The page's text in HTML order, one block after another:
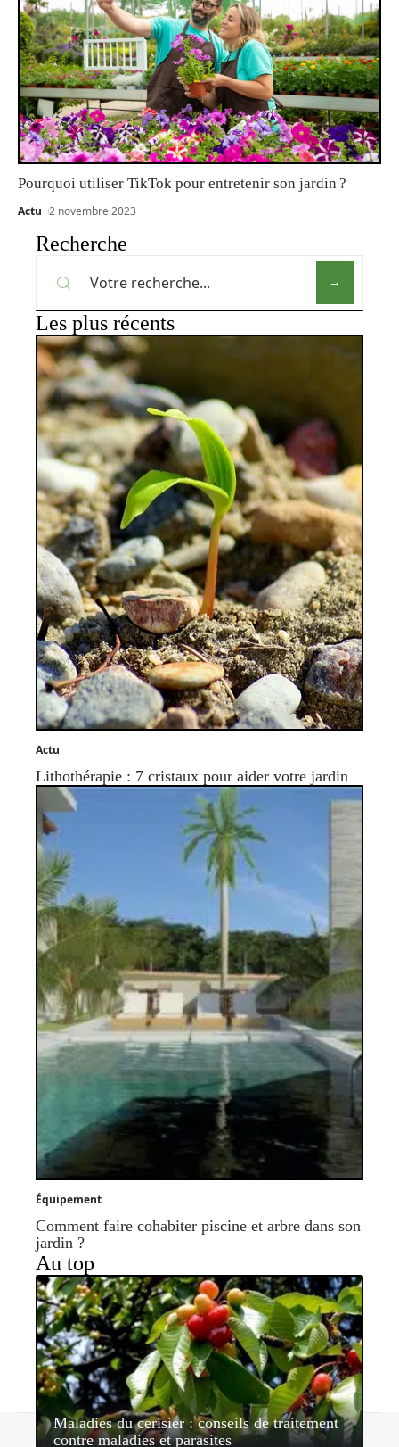
Pourquoi utiliser TikTok pour entretenir son jardin ?
Actu 2 novembre 2023
Recherche
Les plus récents
Actu
Lithothérapie : 7 cristaux pour aider votre jardin
Équipement
Comment faire cohabiter piscine et arbre dans son
jardin ?
Au top
Maladies du cerisier : conseils de traitement
contre maladies et parasites
Contact Mentions légales Sitemap